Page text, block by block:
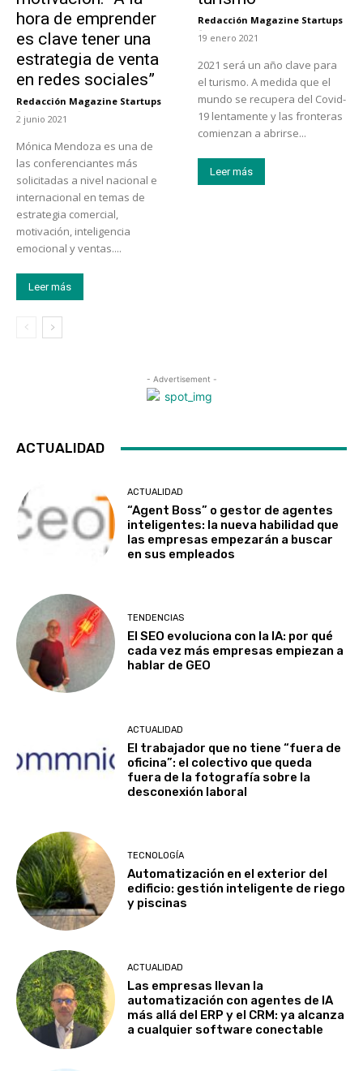
hora de emprender
es clave tener una
estrategia de venta
en redes sociales”
Redacción Magazine Startups
-
2 junio 2021
Mónica Mendoza es una de
las conferenciantes más
solicitadas a nivel nacional e
internacional en temas de
estrategia comercial,
motivación, inteligencia
emocional y ventas....
Leer más
Redacción Magazine Startups
-
19 enero 2021
2021 será un año clave para
el turismo. A medida que el
mundo se recupera del Covid-
19 lentamente y las fronteras
comienzan a abrirse...
Leer más
- Advertisement -
ACTUALIDAD
ACTUALIDAD
“Agent Boss” o gestor de agentes
inteligentes: la nueva habilidad que
las empresas empezarán a buscar
en sus empleados
TENDENCIAS
El SEO evoluciona con la IA: por qué
cada vez más empresas empiezan a
hablar de GEO
ACTUALIDAD
El trabajador que no tiene “fuera de
oficina”: el colectivo que queda
fuera de la fotografía sobre la
desconexión laboral
TECNOLOGÍA
Automatización en el exterior del
edificio: gestión inteligente de riego
y piscinas
ACTUALIDAD
Las empresas llevan la
automatización con agentes de IA
más allá del ERP y el CRM: ya alcanza
a cualquier software conectable